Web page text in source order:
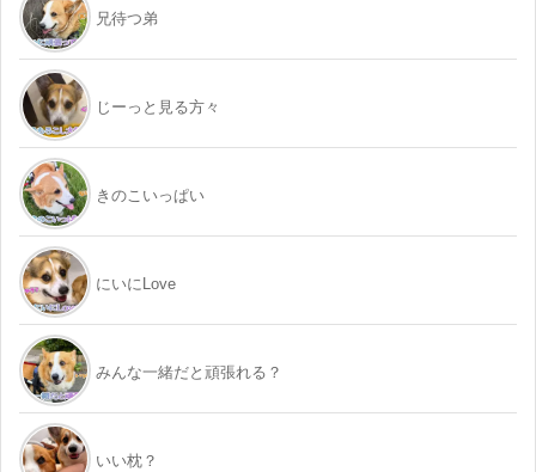
兄待つ弟
じーっと見る方々
きのこいっぱい
にいにLove
みんな一緒だと頑張れる？
いい枕？